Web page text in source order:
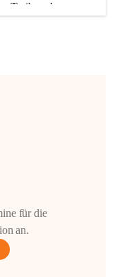
Treiben der
für die
an.